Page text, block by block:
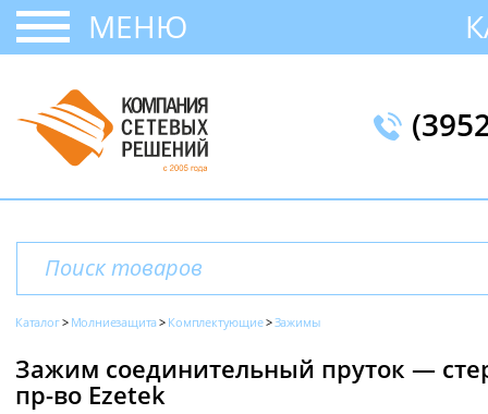
МЕНЮ
Каталог Молниезащита Комплектующие Зажимы
Зажим соединительный пруток —
пр-во Ezetek